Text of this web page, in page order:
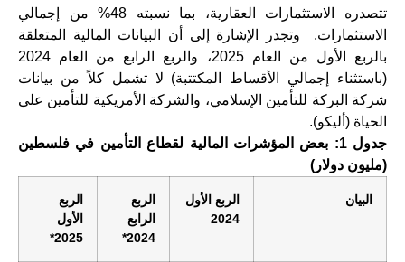
تتصدره الاستثمارات العقارية، بما نسبته 48% من إجمالي
الاستثمارات. وتجدر الإشارة إلى أن البيانات المالية المتعلقة
بالربع الأول من العام 2025، والربع الرابع من العام 2024
(باستثناء إجمالي الأقساط المكتتبة) لا تشمل كلاً من بيانات
شركة البركة للتأمين الإسلامي، والشركة الأمريكية للتأمين على
الحياة (أليكو).
جدول 1: بعض المؤشرات المالية لقطاع التأمين في فلسطين
(مليون دولار)
البيان
الربع الأول
2024
الربع
الرابع
2024*
الربع
الأول
2025*